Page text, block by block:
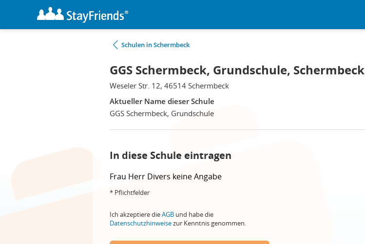
Schulen in Schermbeck
GGS Schermbeck, Grundschule, Schermbeck
Weseler Str. 12, 46514 Schermbeck
Aktueller Name dieser Schule
GGS Schermbeck, Grundschule
In diese Schule eintragen
Frau Herr Divers keine Angabe
* Pflichtfelder
Ich akzeptiere dieAGB und habe die
Datenschutzhinweisezur Kenntnis genommen.